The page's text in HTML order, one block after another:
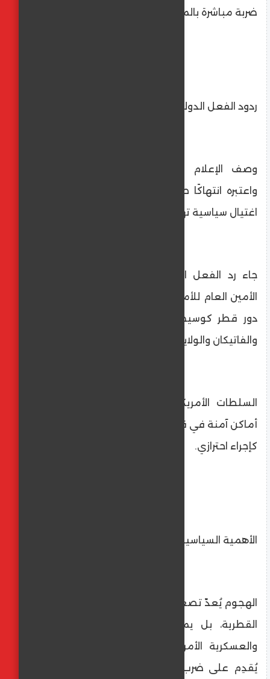
ضربة مباشرة بالمساعي الدبلوماسية الجارية.
ردود الفعل الدولية والقطرية
وصف الإعلام القطري الهجوم بأنه "جبان"
واعتبره انتهاكًا صارخًا للقانون الدولي، ومحاولة
اغتيال سياسية تهدد استقرار منطقة الخليج.
جاء رد الفعل الإقليمي والدولي حازمًا: ناشد
الأمين العام للأمم المتحدة ضرورة الحفاظ على
دور قطر كوسيط؛ فيما دانت دول مثل تركيا
والفاتيكان والولايات المتحدة الهجوم علنًا.
السلطات الأمريكية أصدرت أوامر للبقاء في
أماكن آمنة في قاعدة "العديد" الجوية في قطر
كإجراء احترازي.
الأهمية السياسية والدبلوماسية
الهجوم يُعدّ تصعيدًا نادرًا لا يطال فقط الوساطة
القطرية، بل يمتد إلى المساحة اللوجستية
والعسكرية الأمريكية في المنطقة. كما أنه
يُقدِم على ضرب الثقة في محفّزات التفاوض